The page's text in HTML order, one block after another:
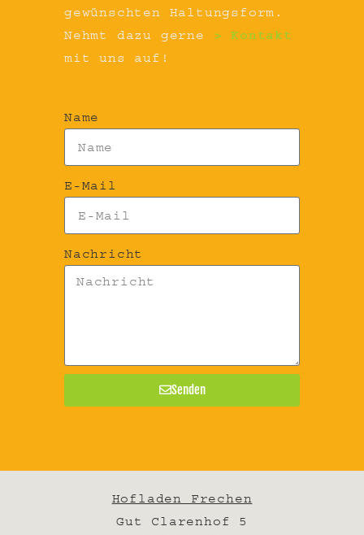
gewünschten Haltungsform.
Nehmt dazu gerne
> Kontakt
mit uns auf!
Name
E-Mail
Nachricht
Senden
Hofladen Frechen
Gut Clarenhof 5